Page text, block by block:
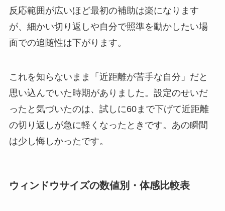
反応範囲が広いほど最初の補助は楽になります
が、細かい切り返しや自分で照準を動かしたい場
面での追随性は下がります。
これを知らないまま「近距離が苦手な自分」だと
思い込んでいた時期がありました。設定のせいだ
ったと気づいたのは、試しに60まで下げて近距離
の切り返しが急に軽くなったときです。あの瞬間
は少し悔しかったです。
ウィンドウサイズの数値別・体感比較表